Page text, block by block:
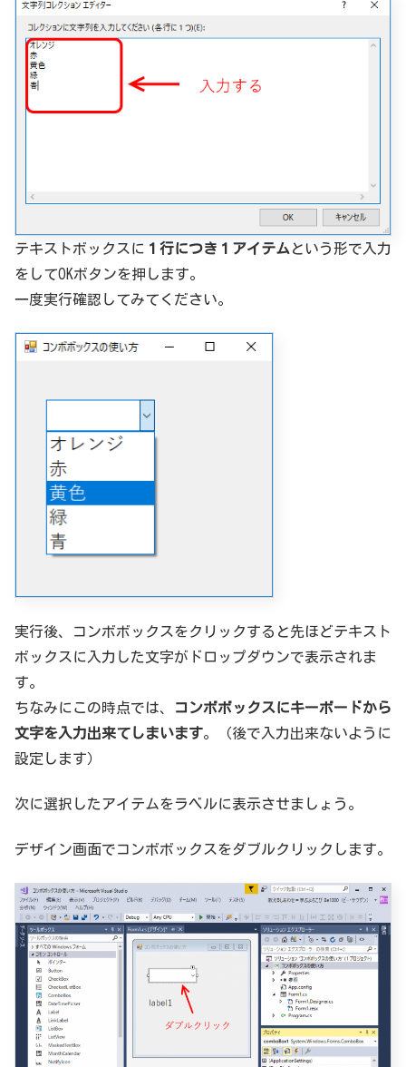
テキストボックスに １行につき１アイテム という形で入力
をしてOKボタンを押します。
一度実行確認してみてください。
実行後、コンボボックスをクリックすると先ほどテキスト
ボックスに入力した文字がドロップダウンで表示されま
す。
ちなみにこの時点では、
コンボボックスにキーボードから
文字を入力出来てしまいます。（後で入力出来ないように
設定します）
次に選択したアイテムをラベルに表示させましょう。
デザイン画面でコンボボックスをダブルクリックします。